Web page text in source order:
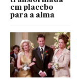
em placebo
para a alma